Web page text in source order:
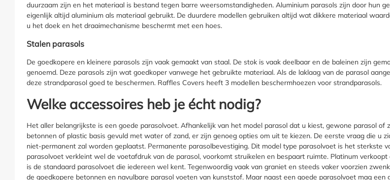
duurzaam zijn en het materiaal is bestand tegen barre weersomstandigheden. Aluminium parasols zijn door hun
eigenlijk altijd aluminium als materiaal gebruikt. De duurdere modellen gebruiken altijd wat dikkere materiaal
u het doek en het draaimechanisme beschermt met een hoes.
Stalen parasols
De goedkopere en kleinere parasols zijn vaak gemaakt van staal. De stok is vaak deelbaar en de baleinen zijn
genoemd. Deze parasols zijn wat goedkoper vanwege het gebruikte materiaal. Als de laklaag van de parasol
deze strandparasol goed te beschermen. Raffles Covers heeft 3 modellen beschermhoezen voor strandparasols.
Welke accessoires heb je écht nodig?
Het aller belangrijkste is een goede parasolvoet. Afhankelijk van het model parasol dat u kiest, gewone parasol
betonnen of plastic basis gevuld met water of zand, er zijn genoeg opties om uit te kiezen. De eerste vraag die u
niet-permanent zal worden geplaatst. Permanente parasolbevestiging. Dit model type parasolvoet is het sterkste
parasolvoet verkleint wel de voetafdruk van de parasol, voorkomt struikelen en bespaart ruimte. Platinum
is de standaard parasolvoet die iedereen wel kent. Tegenwoordig vaak van graniet en steeds vaker voorzien
de goedkopere betonnen en navulbare parasol voeten van kunststof. Maar naast een goede parasolvoet mag